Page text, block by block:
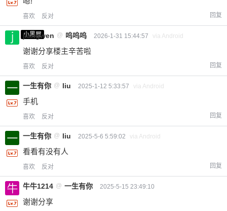
喜欢 反对 回复
小黑屋
jiangwen @ 呜呜呜 2026-1-31 15:44:57 via Android
谢谢分享楼主辛苦啦
喜欢 反对 回复
一生有你 @ liu 2025-1-12 5:33:57 via Android
手机
喜欢 反对 回复
一生有你 @ liu 2025-5-6 5:59:02 via Android
看看有没有人
喜欢 反对 回复
牛牛1214 @ 一生有你 2025-5-15 23:49:10
谢谢分享